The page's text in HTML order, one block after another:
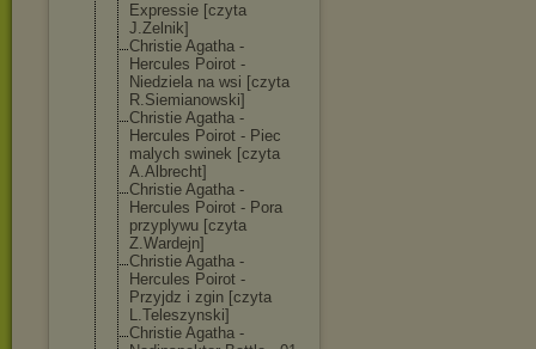
Expressie [czyta
J.Zelnik]
Christie Agatha -
Hercules Poirot -
Niedziela na wsi [czyta
R.Siemianowski]
Christie Agatha -
Hercules Poirot - Piec
malych swinek [czyta
A.Albrecht]
Christie Agatha -
Hercules Poirot - Pora
przyplywu [czyta
Z.Wardejn]
Christie Agatha -
Hercules Poirot -
Przyjdz i zgin [czyta
L.Teleszynski]
Christie Agatha -